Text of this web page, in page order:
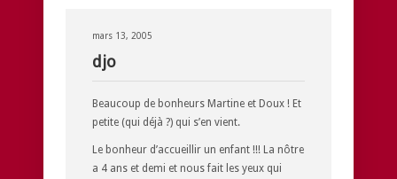
mars 13, 2005
djo
Beaucoup de bonheurs Martine et Doux ! Et
petite (qui déjà ?) qui s’en vient.
Le bonheur d’accueillir un enfant !!! La nôtre
a 4 ans et demi et nous fait les yeux qui